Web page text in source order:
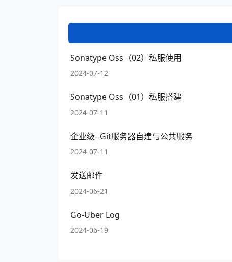
Sonatype Oss（02）私服使用
2024-07-12
Sonatype Oss（01）私服搭建
2024-07-11
企业级--Git服务器自建与公共服务
2024-07-11
发送邮件
2024-06-21
Go-Uber Log
2024-06-19